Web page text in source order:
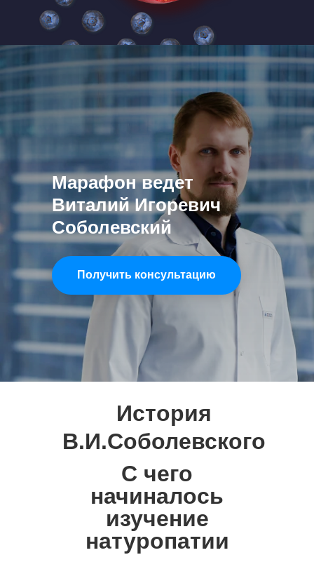
Марафон ведет
Виталий Игоревич
Соболевский
Получить консультацию
История
В.И.Соболевского
С чего
начиналось
изучение
натуропатии